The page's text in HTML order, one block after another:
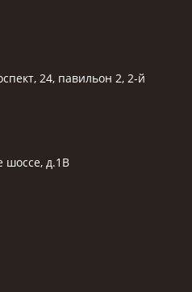
24, павильон 2, 2-й
шоссе, д.1В